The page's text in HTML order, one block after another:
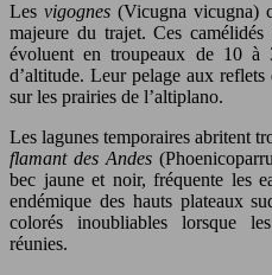
Les vigognes (Vicugna vicugna)
majeure du trajet. Ces camélidés
évoluent en troupeaux de 10 à
d’altitude. Leur pelage aux
sur les prairies de l’altiplano.
Les lagunes temporaires abritent
flamant des Andes
bec jaune et noir, fréquente les
endémique des hauts plateaux
colorés inoubliables lorsque
réunies.